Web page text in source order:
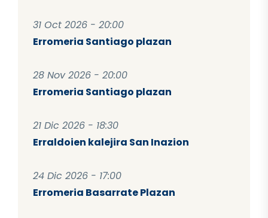
31 Oct 2026 - 20:00
Erromeria Santiago plazan
28 Nov 2026 - 20:00
Erromeria Santiago plazan
21 Dic 2026 - 18:30
Erraldoien kalejira San Inazion
24 Dic 2026 - 17:00
Erromeria Basarrate Plazan